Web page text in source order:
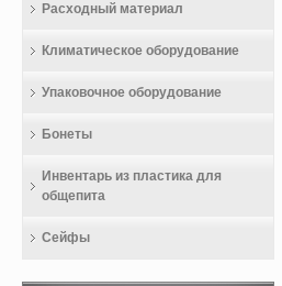
Расходный материал
Климатическое оборудование
Упаковочное оборудование
Бонеты
Инвентарь из пластика для
общепита
Сейфы